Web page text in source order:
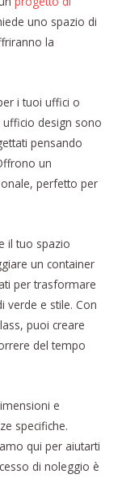
uno spazio di
la
i tuoi uffici o
design sono
pensando
un
perfetto per
il tuo spazio
un container
per trasformare
verde e stile. Con
puoi creare
del tempo
e
specifiche.
qui per aiutarti
di noleggio è